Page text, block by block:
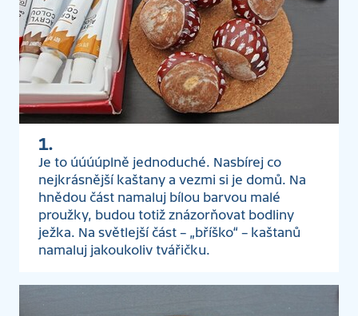
1.
Je to úúúúplně jednoduché. Nasbírej co
nejkrásnější kaštany a vezmi si je domů. Na
hnědou část namaluj bílou barvou malé
proužky, budou totiž znázorňovat bodliny
ježka. Na světlejší část – „bříško“ – kaštanů
namaluj jakoukoliv tvářičku.